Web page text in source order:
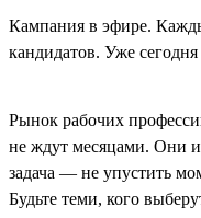
Кампания в эфире.
кандидатов. Уже
Рынок рабочих
не ждут месяцами. Они
задача — не упустить
Будьте теми, кого